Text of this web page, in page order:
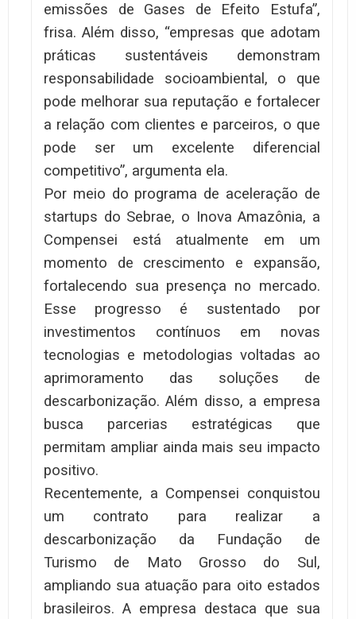
emissões de Gases de Efeito Estufa”,
frisa. Além disso, “empresas que adotam
práticas sustentáveis demonstram
responsabilidade socioambiental, o que
pode melhorar sua reputação e fortalecer
a relação com clientes e parceiros, o que
pode ser um excelente diferencial
competitivo”, argumenta ela.
Por meio do programa de aceleração de
startups do Sebrae, o Inova Amazônia, a
Compensei está atualmente em um
momento de crescimento e expansão,
fortalecendo sua presença no mercado.
Esse progresso é sustentado por
investimentos contínuos em novas
tecnologias e metodologias voltadas ao
aprimoramento das soluções de
descarbonização. Além disso, a empresa
busca parcerias estratégicas que
permitam ampliar ainda mais seu impacto
positivo.
Recentemente, a Compensei conquistou
um contrato para realizar a
descarbonização da Fundação de
Turismo de Mato Grosso do Sul,
ampliando sua atuação para oito estados
brasileiros. A empresa destaca que sua